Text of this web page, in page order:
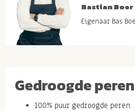
Bastian Boer
Eigenaar Bas
Gedroogde peren
100% puur gedroogde peren